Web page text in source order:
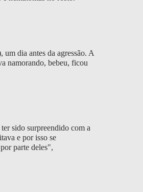
um dia antes da agressão. A
namorando, bebeu, ficou
sido surpreendido com a
e por isso se
parte deles",